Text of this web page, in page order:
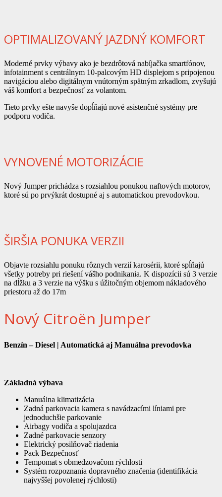
OPTIMALIZOVANÝ JAZDNÝ KOMFORT
Moderné prvky výbavy ako je bezdrôtová nabíjačka smartfónov,
infotainment s centrálnym 10-palcovým HD displejom s pripojenou
navigáciou alebo digitálnym vnútorným spätným zrkadlom, zvyšujú
váš komfort a bezpečnosť za volantom.
Tieto prvky ešte navyše dopĺňajú nové asistenčné systémy pre
podporu vodiča.
VYNOVENÉ MOTORIZÁCIE
Nový Jumper prichádza s rozsiahlou ponukou naftových motorov,
ktoré sú po prvýkrát dostupné aj s automatickou prevodovkou.
ŠIRŠIA PONUKA VERZII
Objavte rozsiahlu ponuku rôznych verzií karosérii, ktoré spĺňajú
všetky potreby pri riešení vášho podnikania. K dispozícii sú 3 verzie
na dĺžku a 3 verzie na výšku s úžitočným objemom nákladového
priestoru až do 17m
Nový Citroën Jumper
Benzín – Diesel | Automatická aj Manuálna prevodovka
Základná výbava
Manuálna klimatizácia
Zadná parkovacia kamera s navádzacími líniami pre
jednoduchšie parkovanie
Airbagy vodiča a spolujazdca
Zadné parkovacie senzory
Elektrický posilňovač riadenia
Pack Bezpečnosť
Tempomat s obmedzovačom rýchlosti
Systém rozpoznania dopravného značenia (identifikácia
najvyššej povolenej rýchlosti)